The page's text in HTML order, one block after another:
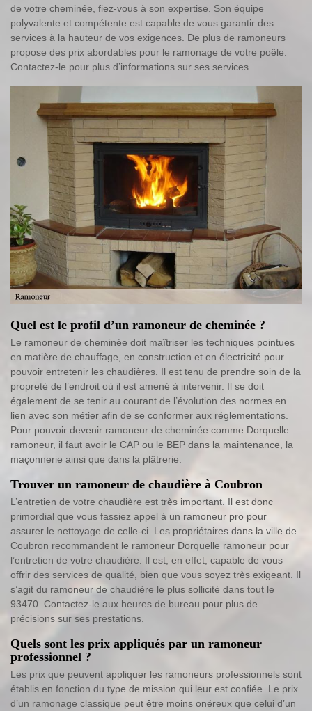
de votre cheminée, fiez-vous à son expertise. Son équipe
polyvalente et compétente est capable de vous garantir des
services à la hauteur de vos exigences. De plus de ramoneurs
propose des prix abordables pour le ramonage de votre poêle.
Contactez-le pour plus d’informations sur ses services.
Quel est le profil d’un ramoneur de cheminée ?
Le ramoneur de cheminée doit maîtriser les techniques pointues
en matière de chauffage, en construction et en électricité pour
pouvoir entretenir les chaudières. Il est tenu de prendre soin de la
propreté de l’endroit où il est amené à intervenir. Il se doit
également de se tenir au courant de l’évolution des normes en
lien avec son métier afin de se conformer aux réglementations.
Pour pouvoir devenir ramoneur de cheminée comme Dorquelle
ramoneur, il faut avoir le CAP ou le BEP dans la maintenance, la
maçonnerie ainsi que dans la plâtrerie.
Trouver un ramoneur de chaudière à Coubron
L’entretien de votre chaudière est très important. Il est donc
primordial que vous fassiez appel à un ramoneur pro pour
assurer le nettoyage de celle-ci. Les propriétaires dans la ville de
Coubron recommandent le ramoneur Dorquelle ramoneur pour
l’entretien de votre chaudière. Il est, en effet, capable de vous
offrir des services de qualité, bien que vous soyez très exigeant. Il
s’agit du ramoneur de chaudière le plus sollicité dans tout le
93470. Contactez-le aux heures de bureau pour plus de
précisions sur ses prestations.
Quels sont les prix appliqués par un ramoneur
professionnel ?
Les prix que peuvent appliquer les ramoneurs professionnels sont
établis en fonction du type de mission qui leur est confiée. Le prix
d’un ramonage classique peut être moins onéreux que celui d’un